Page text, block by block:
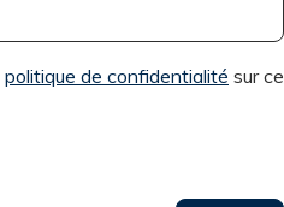
politique de confidentialité sur ce